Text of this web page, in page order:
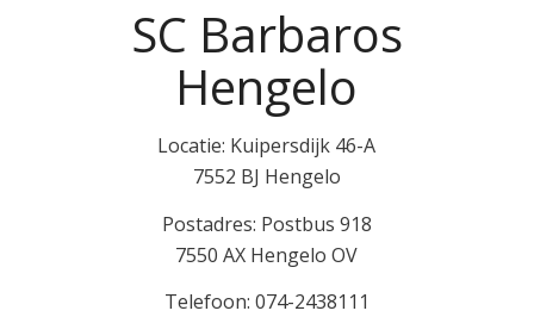
SC Barbaros
Hengelo
Locatie: Kuipersdijk 46-A
7552 BJ Hengelo
Postadres: Postbus 918
7550 AX Hengelo OV
Telefoon: 074-2438111